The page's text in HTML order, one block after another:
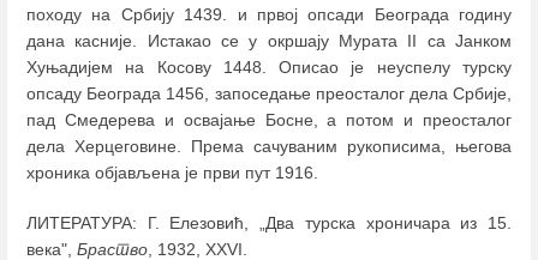
походу на Србију 1439. и првој опсади Београда годину
дана касније. Истакао се у окршају Мурата II са Јанком
Хуњадијем на Косову 1448. Описао је неуспелу турску
опсаду Београда 1456, запоседање преосталог дела Србије,
пад Смедерева и освајање Босне, а потом и преосталог
дела Херцеговине. Према сачуваним рукописима, његова
хроника објављена је први пут 1916.
ЛИТЕРАТУРА: Г. Елезовић, „Два турска хроничара из 15.
века", Браство , 1932, XXVI.